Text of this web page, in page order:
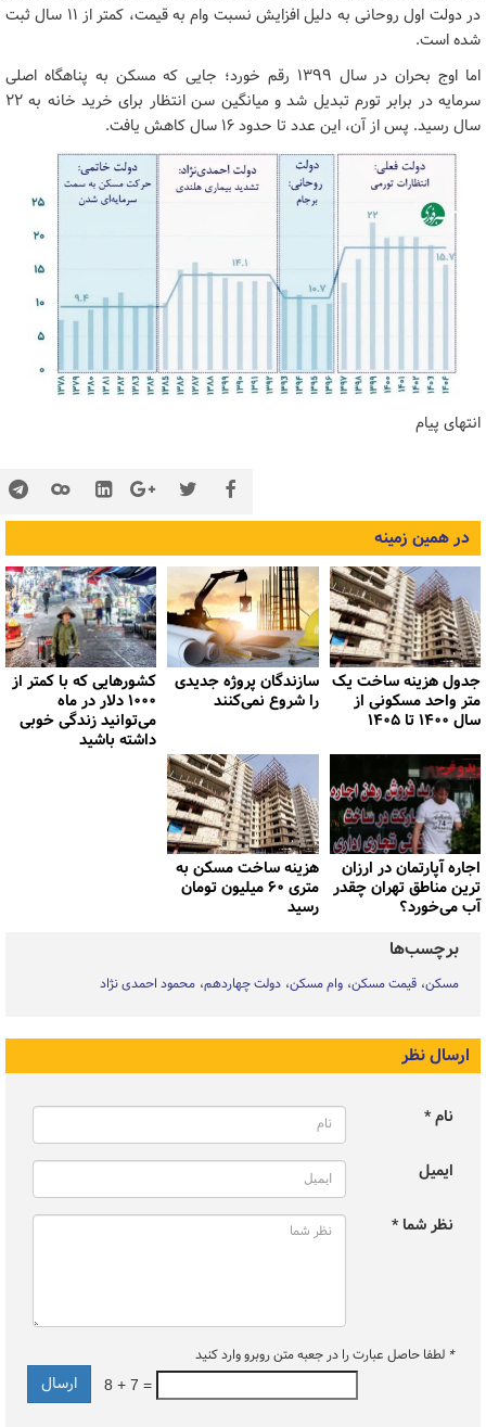
در دولت اول روحانی به دلیل افزایش نسبت وام به قیمت، کمتر از ۱۱ سال ثبت
شده است.
اما اوج بحران در سال ۱۳۹۹ رقم خورد؛ جایی که مسکن به پناهگاه اصلی
سرمایه در برابر تورم تبدیل شد و میانگین سن انتظار برای خرید خانه به ۲۲
سال رسید. پس از آن، این عدد تا حدود ۱۶ سال کاهش یافت.
انتهای پیام
در همین زمینه
جدول هزینه ساخت یک
متر واحد مسکونی از
سال ۱۴۰۰ تا ۱۴۰۵
سازندگان پروژه جدیدی
را شروع نمی‌کنند
کشورهایی که با کمتر از
۱۰۰۰ دلار در ماه
می‌توانید زندگی خوبی
داشته باشید
اجاره آپارتمان در ارزان
ترین مناطق تهران چقدر
آب می‌خورد؟
هزینه ساخت مسکن به
متری ۶۰ میلیون تومان
رسید
برچسب‌ها
مسکن قیمت مسکن وام مسکن دولت چهاردهم محمود احمدی نژاد
ارسال نظر
نام *
ایمیل
نظر شما *
* لطفا حاصل عبارت را در جعبه متن روبرو وارد کنید
8 + 7 =